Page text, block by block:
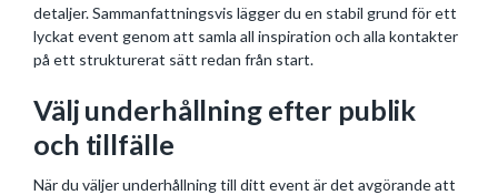
detaljer. Sammanfattningsvis lägger du en stabil grund för ett
lyckat event genom att samla all inspiration och alla kontakter
på ett strukturerat sätt redan från start.
Välj underhållning efter publik
och tillfälle
När du väljer underhållning till ditt event är det avgörande att